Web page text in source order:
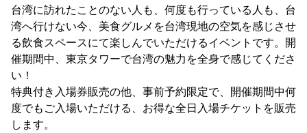
台湾に訪れたことのない人も、何度も行っている人も、台
湾へ行けない今、美食グルメを台湾現地の空気を感じさせ
る飲食スペースにて楽しんでいただけるイベントです。開
催期間中、東京タワーで台湾の魅力を全身で感じてくださ
い！
特典付き入場券販売の他、事前予約限定で、開催期間中何
度でもご入場いただける、お得な全日入場チケットを販売
します。